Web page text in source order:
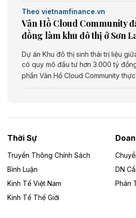
Theo vietnamfinance.vn
Vân Hồ Cloud Community
đồng làm khu đô thị ở Sơn
Dự án Khu đô thị sinh thái trị liệu
có quy mô đầu tư hơn 3.000 tỷ
phần Vân Hồ Cloud Community
Dự án Nhà máy xử lý rác và phát
Công ty TNHH Năng lượng môi
Theo vietnamfinance.vn
Đức Long Gia Lai mở rộng
Thời Sự
Truyền Thông Chính Sách
Bình Luận
Kinh Tế Việt Nam
Kinh Tế Thế Giới
DN
Phân